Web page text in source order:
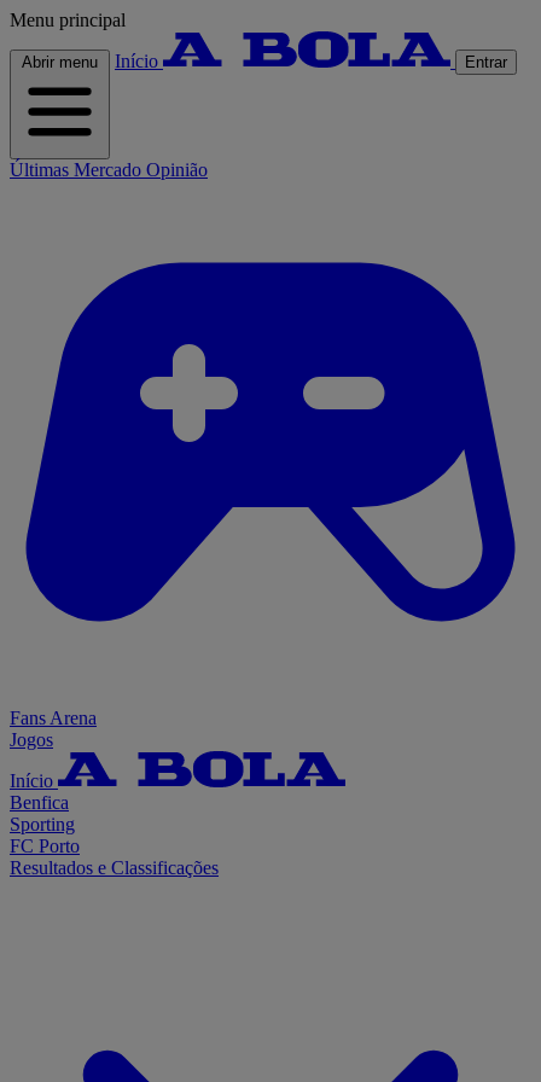
Menu principal
Abrir menu Início Entrar
Últimas Mercado Opinião
Fans Arena
Jogos
Início
Benfica
Sporting
FC Porto
Resultados e Classificações